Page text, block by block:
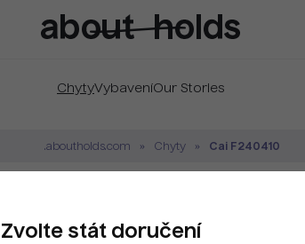
ChytyVybaveníOur Stories
.aboutholds.com Chyty Cai F240410
CAI F240410
Zvolte stát doručení